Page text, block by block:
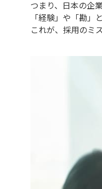
つまり、日本の企
「経験」や「勘
これが、採用のミ